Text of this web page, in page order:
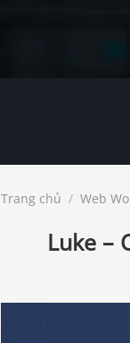
Trang chủ / Web
Luke –